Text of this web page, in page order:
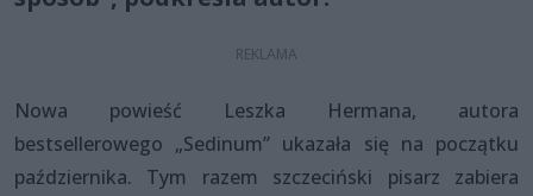
Nowa powieść Leszka Hermana, autora
bestsellerowego „Sedinum” ukazała się na początku
października. Tym razem szczeciński pisarz zabiera